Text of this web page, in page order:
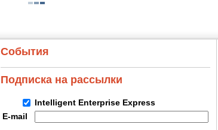
События
Подписка на рассылки
Intelligent Enterprise Express
E-mail